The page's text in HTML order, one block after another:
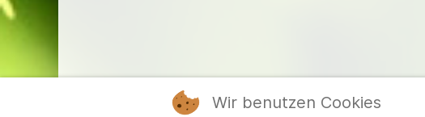
Mitglieder
Wir benutzen Cookies